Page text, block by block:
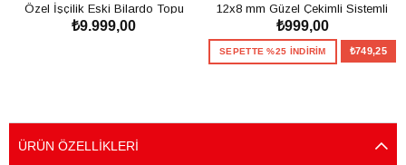
Özel İşçilik Eski Bilardo Topu
99'luk Tesbih
₺9.999,00
12x8 mm Güzel Çekimli Sistemli
Sıkma Kehribar Tesbih
₺999,00
SEPETTE %25 İNDİRİM ₺749,25
ÜRÜN ÖZELLIKLERI